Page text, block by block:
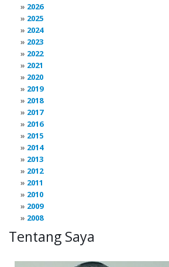
2026
2025
2024
2023
2022
2021
2020
2019
2018
2017
2016
2015
2014
2013
2012
2011
2010
2009
2008
Tentang Saya